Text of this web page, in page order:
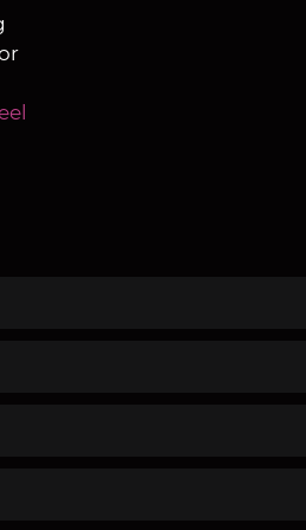
Een API-koppeling
zonder voeding.